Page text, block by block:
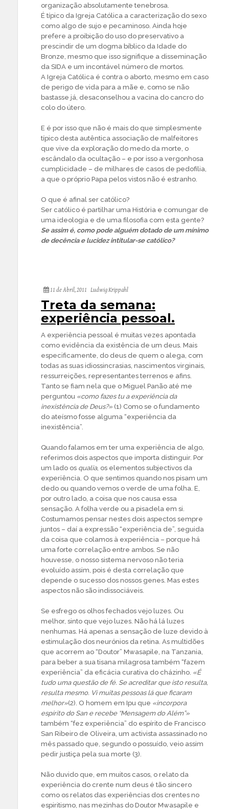
organização absolutamente tenebrosa.
É típico da Igreja Católica a caracterização do sexo
como algo de sujo e pecaminoso. Ainda hoje
prefere a proibição do uso do preservativo a
prescindir de um dogma bíblico da Idade do
Bronze, mesmo que isso signifique a disseminação
da SIDA e um incontável número de mortos.
A Igreja Católica é contra o aborto, mesmo em caso
de perigo de vida para a mãe e, como se não
bastasse já, desaconselhou a vacina do cancro do
colo do útero.
E é por isso que não é mais do que simplesmente
típico desta autêntica associação de malfeitores
que vive da exploração do medo da morte, o
escândalo da ocultação – e por isso a vergonhosa
cumplicidade – de milhares de casos de pedofilia,
a que o próprio Papa pelos vistos não é estranho.
O que é afinal ser católico?
Ser católico é partilhar uma História e comungar de
uma ideologia e de uma filosofia com esta gente?
Se assim é, como pode alguém dotado de um mínimo
de decência e lucidez intitular-se católico?
11 de Abril, 2011 Ludwig Krippahl
Treta da semana:
experiência pessoal.
A experiência pessoal é muitas vezes apontada
como evidência da existência de um deus. Mais
especificamente, do deus de quem o alega, com
todas as suas idiossincrasias, nascimentos virginais,
ressurreições, representantes terrenos e afins.
Tanto se fiam nela que o Miguel Panão até me
perguntou «como fazes tu a experiência da
inexistência de Deus?» (1) Como se o fundamento
do ateísmo fosse alguma “experiência da
inexistência”.
Quando falamos em ter uma experiência de algo,
referimos dois aspectos que importa distinguir. Por
um lado os qualia, os elementos subjectivos da
experiência. O que sentimos quando nos pisam um
dedo ou quando vemos o verde de uma folha. E,
por outro lado, a coisa que nos causa essa
sensação. A folha verde ou a pisadela em si.
Costumamos pensar nestes dois aspectos sempre
juntos – daí a expressão “experiência de”, seguida
da coisa que colamos à experiência – porque há
uma forte correlação entre ambos. Se não
houvesse, o nosso sistema nervoso não teria
evoluído assim, pois é desta correlação que
depende o sucesso dos nossos genes. Mas estes
aspectos não são indissociáveis.
Se esfrego os olhos fechados vejo luzes. Ou
melhor, sinto que vejo luzes. Não há lá luzes
nenhumas. Há apenas a sensação de luze devido à
estimulação dos neurónios da retina. As multidões
que acorrem ao “Doutor” Mwasapile, na Tanzania,
para beber a sua tisana milagrosa também “fazem
experiência” da eficácia curativa do cházinho. «É
tudo uma questão de fé. Se acreditar que isto resulta,
resulta mesmo. Vi muitas pessoas lá que ficaram
melhor»(2). O homem em Ipu que «incorpora
espírito do San e recebe “Mensagem do Além”»
também “fez experiência” do espírito de Francisco
San Ribeiro de Oliveira, um activista assassinado no
mês passado que, segundo o possuído, veio assim
pedir justiça pela sua morte (3).
Não duvido que, em muitos casos, o relato da
experiência do crente num deus é tão sincero
como os relatos das experiências dos crentes no
espiritismo, nas mezinhas do Doutor Mwasapile e